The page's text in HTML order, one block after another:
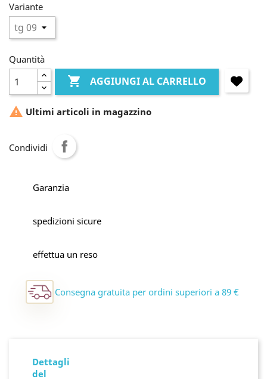
Variante
Quantità
 AGGIUNGI AL CARRELLO
 Ultimi articoli in magazzino
Condividi
Garanzia
spedizioni sicure
effettua un reso
Consegna gratuita per ordini superiori a 89 €
Dettagli
del